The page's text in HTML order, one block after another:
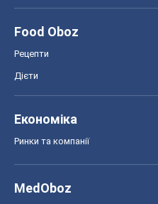
Food Oboz
Рецепти
Дієти
Економіка
Ринки та компанії
MedOboz